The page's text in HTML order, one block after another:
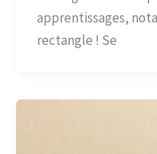
apprentissages,
rectangle ! Se